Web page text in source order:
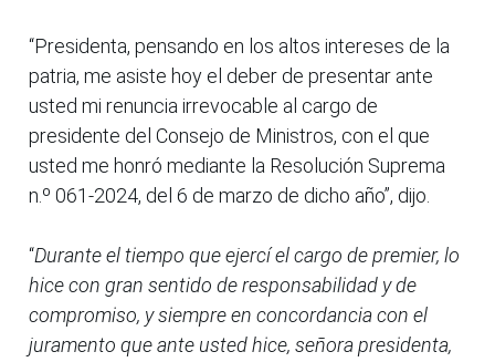
“Presidenta, pensando en los altos intereses de la
patria, me asiste hoy el deber de presentar ante
usted mi renuncia irrevocable al cargo de
presidente del Consejo de Ministros, con el que
usted me honró mediante la Resolución Suprema
n.º 061-2024, del 6 de marzo de dicho año”, dijo.
“Durante el tiempo que ejercí el cargo de premier, lo
hice con gran sentido de responsabilidad y de
compromiso, y siempre en concordancia con el
juramento que ante usted hice, señora presidenta,